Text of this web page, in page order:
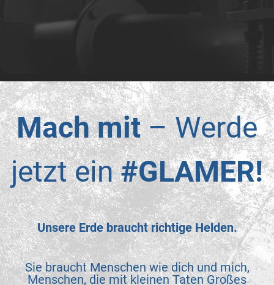
Mach mit– Werde
jetzt ein#GLAMER!
Unsere Erde braucht richtige Helden.
Sie braucht Menschen wie dich und mich,
Menschen, die mit kleinen Taten Großes